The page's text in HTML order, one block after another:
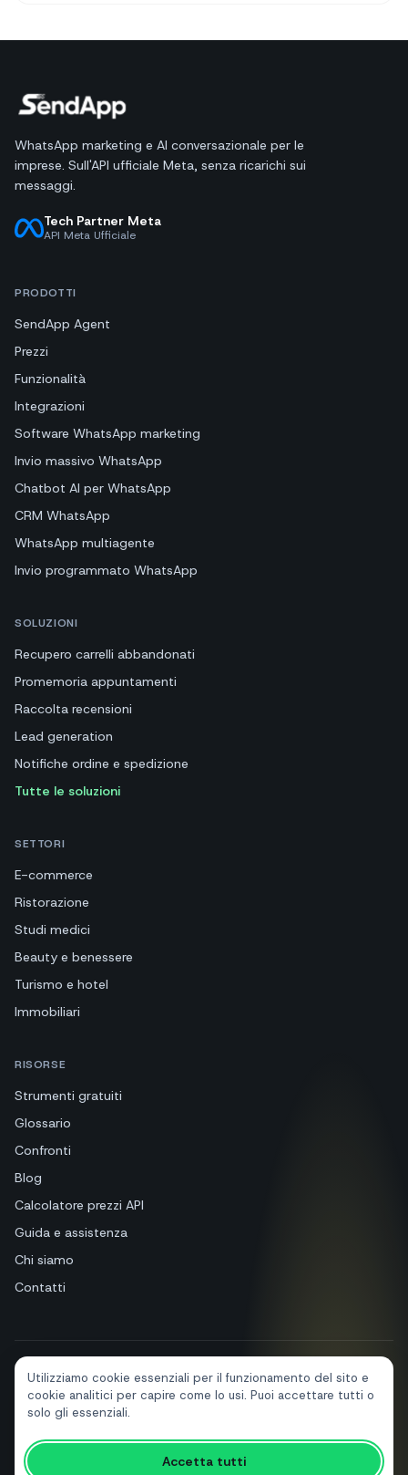
Utilizziamo cookie essenziali per il funzionamento del sito e
cookie analitici per capire come lo usi. Puoi accettare tutti o
solo gli essenziali.
Accetta tutti
WhatsApp marketing e AI conversazionale per le
imprese. Sull'API ufficiale Meta, senza ricarichi sui
messaggi.
Tech Partner Meta
API Meta Ufficiale
PRODOTTI
SendApp Agent
Prezzi
Funzionalità
Integrazioni
Software WhatsApp marketing
Invio massivo WhatsApp
Chatbot AI per WhatsApp
CRM WhatsApp
WhatsApp multiagente
Invio programmato WhatsApp
SOLUZIONI
Recupero carrelli abbandonati
Promemoria appuntamenti
Raccolta recensioni
Lead generation
Notifiche ordine e spedizione
Tutte le soluzioni
SETTORI
E-commerce
Ristorazione
Studi medici
Beauty e benessere
Turismo e hotel
Immobiliari
RISORSE
Strumenti gratuiti
Glossario
Confronti
Blog
Calcolatore prezzi API
Guida e assistenza
Chi siamo
Contatti
+39 081 544 7792info@sendapp.live
IT EN ES FR PT DE
© 2026 SendApp. Tutti i diritti riservati. WhatsApp è un marchio di Meta